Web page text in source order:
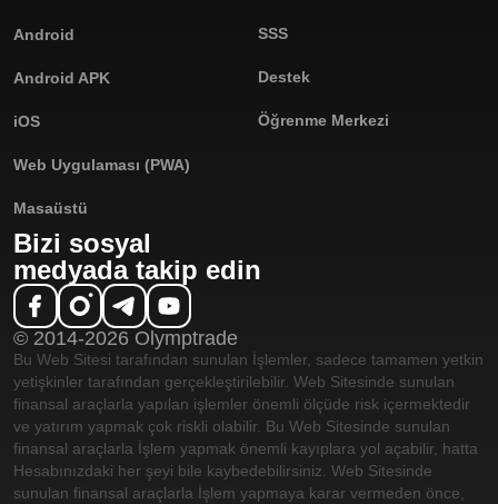
Android
Android APK
iOS
Web Uygulaması (PWA)
Masaüstü
SSS
Destek
Öğrenme Merkezi
Bizi sosyal
medyada takip edin
© 2014-2026 Olymptrade
Bu Web Sitesi tarafından sunulan İşlemler, sadece tamamen yetkin
yetişkinler tarafından gerçekleştirilebilir. Web Sitesinde sunulan
finansal araçlarla yapılan işlemler önemli ölçüde risk içermektedir
ve yatırım yapmak çok riskli olabilir. Bu Web Sitesinde sunulan
finansal araçlarla İşlem yapmak önemli kayıplara yol açabilir, hatta
Hesabınızdaki her şeyi bile kaybedebilirsiniz. Web Sitesinde
sunulan finansal araçlarla İşlem yapmaya karar vermeden önce,